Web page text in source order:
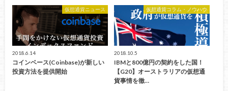
仮想通貨ニュース
2018.6.14
コインベース(Coinbase)が新しい
投資方法を提供開始
仮想通貨コラム・ノウハウ
2018.10.5
IBMと800億円の契約をした国！
【G20】オーストラリアの仮想通
貨事情を徹…